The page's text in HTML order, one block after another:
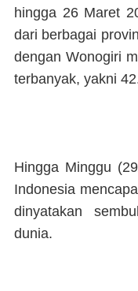
hingga 26 Maret
dari berbagai
dengan Wonogiri
terbanyak, yakni
Hingga Minggu
Indonesia
dinyatakan
dunia.